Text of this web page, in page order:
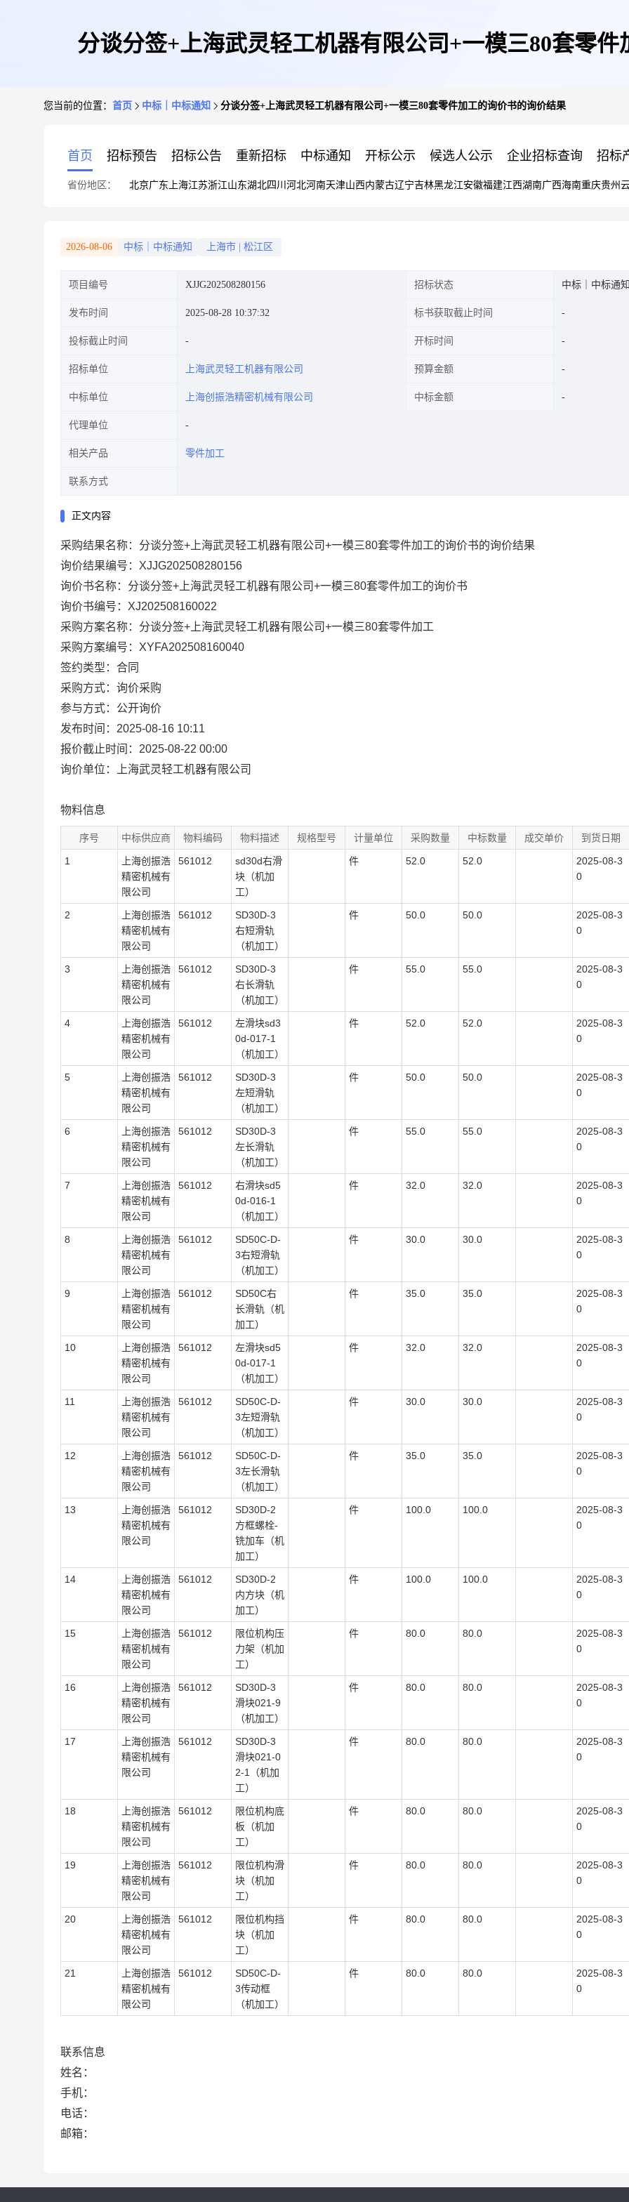
分谈分签+上海武灵轻工机器有限公司+一模三80套零
您当前的位置： 首页 中标｜中标通知 分谈分签+上海武灵轻工机器有限公司+一模三80套零件加工的询价书的询价结果
首页 招标预告 招标公告 重新招标 中标通知 开标公示 候选人公示 企业招标查询 招标
省份地区： 北京广东 上海江苏浙江山东湖北四川 河北河南天津山西内蒙古辽宁吉林黑龙江安徽福建江西湖南广西海南重庆贵州
2026-08-06 中标｜中标通知 上海市 松江区
项目编号 XJJG202508280156 招标状态 中标｜中标通
发布时间 2025-08-28 10:37:32 标书获取截止时间
投标截止时间 开标时间
招标单位 上海武灵轻工机器有限公司 预算金额
中标单位 上海创振浩精密机械有限公司 中标金额
代理单位
相关产品 零件加工
联系方式
正文内容
采购结果名称：分谈分签+上海武灵轻工机器有限公司+一模三80套零件加工的询价书的询价结果
询价结果编号：XJJG202508280156
询价书名称：分谈分签+上海武灵轻工机器有限公司+一模三80套零件加工的询价书
询价书编号：XJ202508160022
采购方案名称：分谈分签+上海武灵轻工机器有限公司+一模三80套零件加工
采购方案编号：XYFA202508160040
签约类型：合同
采购方式：询价采购
参与方式：公开询价
发布时间：2025-08-16 10:11
报价截止时间：2025-08-22 00:00
询价单位：上海武灵轻工机器有限公司
物料信息
序号 中标供应商 物料编码 物料描述 规格型号 计量单位 采购数量 中标数量 成交单价 到货日期
1
上海创振浩
精密机械有
限公司
561012
sd30d右滑
块（机加
工）
件 52.0 52.0
2025-08-3
0
2
上海创振浩
精密机械有
限公司
561012
SD30D-3
右短滑轨
（机加工）
件 50.0 50.0
2025-08-3
0
3
上海创振浩
精密机械有
限公司
561012
SD30D-3
右长滑轨
（机加工）
件 55.0 55.0
2025-08-3
0
4
上海创振浩
精密机械有
限公司
561012
左滑块sd3
0d-017-1
（机加工）
件 52.0 52.0
2025-08-3
0
5
上海创振浩
精密机械有
限公司
561012
SD30D-3
左短滑轨
（机加工）
件 50.0 50.0
2025-08-3
0
6
上海创振浩
精密机械有
限公司
561012
SD30D-3
左长滑轨
（机加工）
件 55.0 55.0
2025-08-3
0
7
上海创振浩
精密机械有
限公司
561012
右滑块sd5
0d-016-1
（机加工）
件 32.0 32.0
2025-08-3
0
8
上海创振浩
精密机械有
限公司
561012
SD50C-D-
3右短滑轨
（机加工）
件 30.0 30.0
2025-08-3
0
9
上海创振浩
精密机械有
限公司
561012
SD50C右
长滑轨（机
加工）
件 35.0 35.0
2025-08-3
0
10
上海创振浩
精密机械有
限公司
561012
左滑块sd5
0d-017-1
（机加工）
件 32.0 32.0
2025-08-3
0
11
上海创振浩
精密机械有
限公司
561012
SD50C-D-
3左短滑轨
（机加工）
件 30.0 30.0
2025-08-3
0
12
上海创振浩
精密机械有
限公司
561012
SD50C-D-
3左长滑轨
（机加工）
件 35.0 35.0
2025-08-3
0
13
上海创振浩
精密机械有
限公司
561012
SD30D-2
方框螺栓-
铣加车（机
加工）
件 100.0 100.0
2025-08-3
0
14
上海创振浩
精密机械有
限公司
561012
SD30D-2
内方块（机
加工）
件 100.0 100.0
2025-08-3
0
15
上海创振浩
精密机械有
限公司
561012
限位机构压
力架（机加
工）
件 80.0 80.0
2025-08-3
0
16
上海创振浩
精密机械有
限公司
561012
SD30D-3
滑块021-9
（机加工）
件 80.0 80.0
2025-08-3
0
17
上海创振浩
精密机械有
限公司
561012
SD30D-3
滑块021-0
2-1（机加
工）
件 80.0 80.0
2025-08-3
0
18
上海创振浩
精密机械有
限公司
561012
限位机构底
板（机加
工）
件 80.0 80.0
2025-08-3
0
19
上海创振浩
精密机械有
限公司
561012
限位机构滑
块（机加
工）
件 80.0 80.0
2025-08-3
0
20
上海创振浩
精密机械有
限公司
561012
限位机构挡
块（机加
工）
件 80.0 80.0
2025-08-3
0
21
上海创振浩
精密机械有
限公司
561012
SD50C-D-
3传动框
（机加工）
件 80.0 80.0
2025-08-3
0
联系信息
姓名：
手机：
电话：
邮箱：